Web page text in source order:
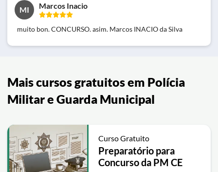
MI Marcos Inacio
muito bon. CONCURSO. asim. Marcos INACIO da Silva
Mais cursos gratuitos em Polícia
Militar e Guarda Municipal
Curso Gratuito
Preparatório para
Concurso da PM CE